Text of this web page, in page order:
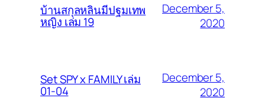
บ้านสกุลหลินมีปฐมเทพ
หญิง เล่ม 19
December 5,
2020
Set SPY x FAMILY เล่ม
01-04
December 5,
2020